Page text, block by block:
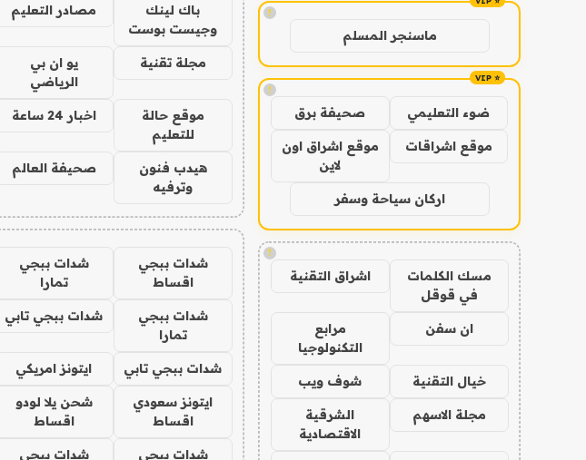
!
ماسنجر المسلم
!
ضوء التعليمي صحيفة برق
موقع اشراقات
موقع اشراق اون
لاين
اركان سياحة وسفر
!
مسك الكلمات
في قوقل
اشراق التقنية
ان سفن
مرابع
التكنولوجيا
خيال التقنية شوف ويب
مجلة الاسهم
الشرقية
الاقتصادية
باك لينك
وجيست بوست
مصادر التعليم
مجلة تقنية
يو ان بي
الرياضي
موقع حالة
للتعليم
اخبار 24 ساعة
هيدب فنون
وترفيه
صحيفة العالم
شدات ببجي
اقساط
شدات ببجي
تمارا
شدات ببجي
تمارا
شدات ببجي تابي
شدات ببجي تابي ايتونز امريكي
ايتونز سعودي
اقساط
شحن يلا لودو
اقساط
شدات ببجي
شدات ببجي